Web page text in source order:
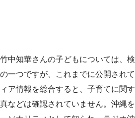
竹中知華さんの子どもについては、
の一つですが、これまでに公開され
ィア情報を総合すると、子育てに関
真などは確認されていません。沖縄